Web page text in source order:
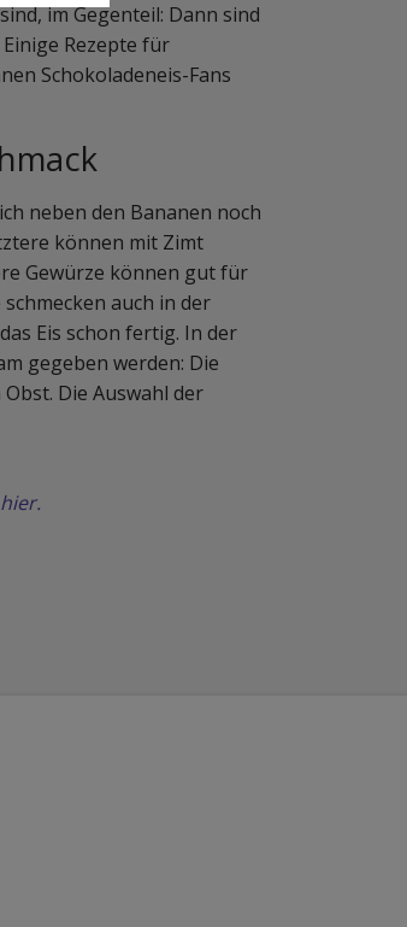
im Gegenteil: Dann sind
Rezepte für
Schokoladeneis-Fans
neben den Bananen noch
können mit Zimt
Gewürze können gut für
auch in der
Eis schon fertig. In der
gegeben werden: Die
Die Auswahl der